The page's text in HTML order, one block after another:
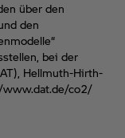
über den
den
bei der
Hellmuth-Hirth-
co2/